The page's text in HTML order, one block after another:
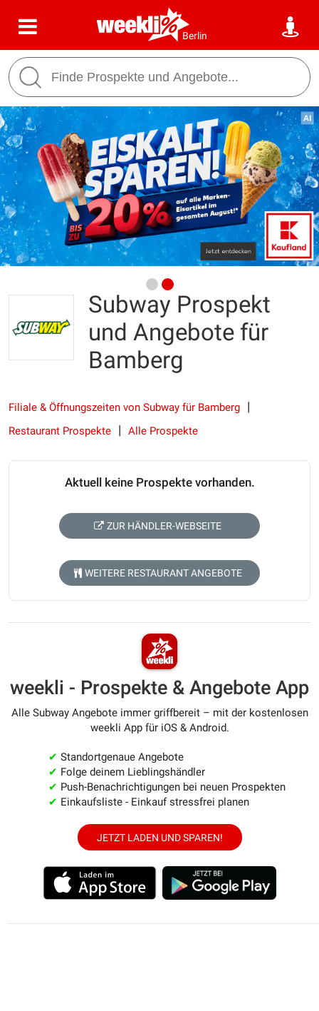
Berlin
Subway Prospekt
und Angebote für
Bamberg
Filiale & Öffnungszeiten von Subway für Bamberg
Restaurant Prospekte
Alle Prospekte
Aktuell keine Prospekte vorhanden.
ZUR HÄNDLER-WEBSEITE
WEITERE RESTAURANT ANGEBOTE
weekli - Prospekte & Angebote App
Alle Subway Angebote immer griffbereit – mit der kostenlosen
weekli App für iOS & Android.
✔ Standortgenaue Angebote
✔ Folge deinem Lieblingshändler
✔ Push-Benachrichtigungen bei neuen Prospekten
✔ Einkaufsliste - Einkauf stressfrei planen
JETZT LADEN UND SPAREN!